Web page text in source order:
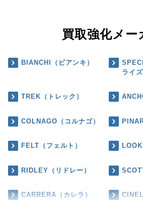
買取強化メー
BIANCHI（ビアンキ）
ライズ
TREK（トレック）
COLNAGO（コルナゴ）
FELT（フェルト） LOOK
RIDLEY（リドレー）
CARRERA（カレラ）